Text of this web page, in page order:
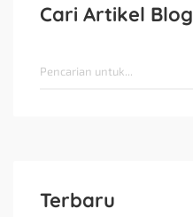
Cari Artikel Blog
Terbaru